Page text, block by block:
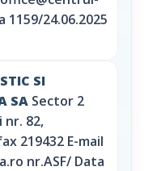
24.06.2025
SI
SA Sector 2
82,
219432 E-mail
nr.ASF/ Data